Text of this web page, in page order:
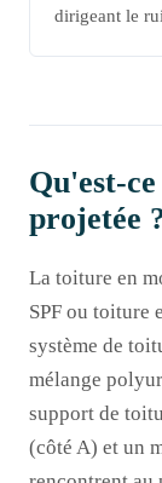
dirigeant le
Qu'est-
projetée
La toiture en
SPF ou toiture
système de
mélange
support de
(côté A) et un